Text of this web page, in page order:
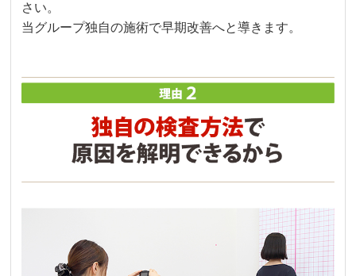
さい。
当グループ独自の施術で早期改善へと導きます。